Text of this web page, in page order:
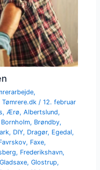
,
Tømrere.dk/12. februar
,Ærø,Albertslund,
Bornholm, Brøndby,
, DIY, Dragør, Egedal,
, Faxe,
, Frederikshavn,
Gladsaxe,Glostrup,